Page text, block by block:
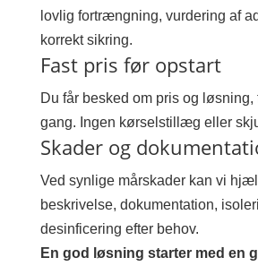
lovlig fortrængning, vurdering af
korrekt sikring.
Fast pris før opstart
Du får besked om pris og løsning,
gang. Ingen kørselstillæg eller
Skader og
Ved synlige mårskader kan vi
beskrivelse, dokumentation,
desinficering efter behov.
En god løsning starter med en